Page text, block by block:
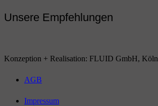
Unsere Empfehlungen
Konzeption + Realisation: FLUID GmbH, Köln
AGB
Impressum